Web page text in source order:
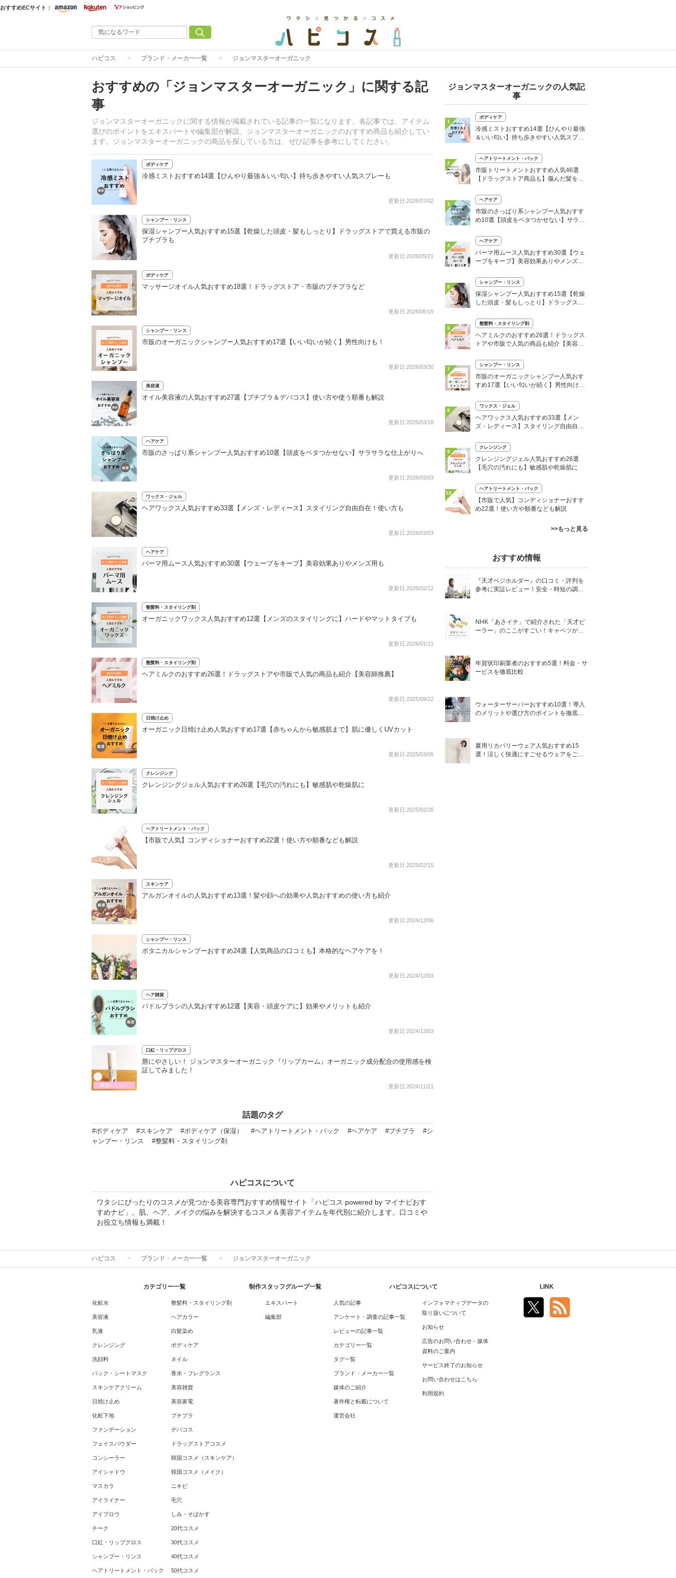
おすすめECサイト：
ハピコス ブランド・メーカー一覧 ジョンマスターオーガニック
おすすめの「ジョンマスターオーガニック」に関する記
事
ジョンマスターオーガニックに関する情報が掲載されている記事の一覧になります。各記事では、アイテム
選びのポイントをエキスパートや編集部が解説、ジョンマスターオーガニックのおすすめ商品も紹介してい
ます。ジョンマスターオーガニックの商品を探している方は、ぜひ記事を参考にしてください。
ボディケア
冷感ミストおすすめ14選【ひんやり最強＆いい匂い】持ち歩きやすい人気スプレーも
更新日:2026/07/02
シャンプー・リンス
保湿シャンプー人気おすすめ15選【乾燥した頭皮・髪もしっとり】ドラッグストアで買える市販の
プチプラも
更新日:2026/05/21
ボディケア
マッサージオイル人気おすすめ18選！ドラッグストア・市販のプチプラなど
更新日:2026/05/15
シャンプー・リンス
市販のオーガニックシャンプー人気おすすめ17選【いい匂いが続く】男性向けも！
更新日:2026/03/30
美容液
オイル美容液の人気おすすめ27選【プチプラ＆デパコス】使い方や使う順番も解説
更新日:2026/03/18
ヘアケア
市販のさっぱり系シャンプー人気おすすめ10選【頭皮をベタつかせない】サラサラな仕上がりへ
更新日:2026/03/03
ワックス・ジェル
ヘアワックス人気おすすめ33選【メンズ・レディース】スタイリング自由自在！使い方も
更新日:2026/03/03
ヘアケア
パーマ用ムース人気おすすめ30選【ウェーブをキープ】美容効果ありやメンズ用も
更新日:2026/02/12
整髪料・スタイリング剤
オーガニックワックス人気おすすめ12選【メンズのスタイリングに】ハードやマットタイプも
更新日:2026/01/21
整髪料・スタイリング剤
ヘアミルクのおすすめ26選！ドラッグストアや市販で人気の商品も紹介【美容師推薦】
更新日:2025/09/22
日焼け止め
オーガニック日焼け止め人気おすすめ17選【赤ちゃんから敏感肌まで】肌に優しくUVカット
更新日:2025/03/05
クレンジング
クレンジングジェル人気おすすめ26選【毛穴の汚れにも】敏感肌や乾燥肌に
更新日:2025/02/26
ヘアトリートメント・パック
【市販で人気】コンディショナーおすすめ22選！使い方や順番なども解説
更新日:2025/02/15
スキンケア
アルガンオイルの人気おすすめ13選！髪や顔への効果や人気おすすめの使い方も紹介
更新日:2024/12/06
シャンプー・リンス
ボタニカルシャンプーおすすめ24選【人気商品の口コミも】本格的なヘアケアを！
更新日:2024/12/03
ヘア雑貨
パドルブラシの人気おすすめ12選【美容・頭皮ケアに】効果やメリットも紹介
更新日:2024/12/03
口紅・リップグロス
唇にやさしい！ ジョンマスターオーガニック『リップカーム』オーガニック成分配合の使用感を検
証してみました！
更新日:2024/11/21
話題のタグ
#ボディケア #スキンケア #ボディケア（保湿） #ヘアトリートメント・パック #ヘアケア #プチプラ
#シ
ャンプー・リンス
#整髪料・スタイリング剤
ハピコスについて
ワタシにぴったりのコスメが見つかる美容専門おすすめ情報サイト「ハピコス powered by マイナビおす
すめナビ」。肌、ヘア、メイクの悩みを解決するコスメ＆美容アイテムを年代別に紹介します。口コミや
お役立ち情報も満載！
ジョンマスターオーガニックの人気記
事
1
ボディケア
冷感ミストおすすめ14選【ひんやり最強
＆いい匂い】持ち歩きやすい人気スプレ
2
ヘアトリートメント・パック
市販トリートメントおすすめ人気46選
【ドラッグストア商品も】傷んだ髪をサ
3
ヘアケア
市販のさっぱり系シャンプー人気おすす
め10選【頭皮をベタつかせない】サラサ
4
ヘアケア
パーマ用ムース人気おすすめ30選【ウェ
ーブをキープ】美容効果ありやメンズ用
5
シャンプー・リンス
保湿シャンプー人気おすすめ15選【乾燥
した頭皮・髪もしっとり】ドラッグスト
6
整髪料・スタイリング剤
ヘアミルクのおすすめ26選！ドラッグス
トアや市販で人気の商品も紹介【美容師
7
シャンプー・リンス
市販のオーガニックシャンプー人気おす
すめ17選【いい匂いが続く】男性向け
8
ワックス・ジェル
ヘアワックス人気おすすめ33選【メン
ズ・レディース】スタイリング自由自
9
クレンジング
クレンジングジェル人気おすすめ26選
【毛穴の汚れにも】敏感肌や乾燥肌に
10
ヘアトリートメント・パック
【市販で人気】コンディショナーおすす
め22選！使い方や順番なども解説
>>もっと見る
おすすめ情報
『天才ベジホルダー』の口コミ・評判を
参考に実証レビュー！安全・時短の調理
NHK「あさイチ」で紹介された「天才ピ
ーラー」のここがすごい！キャベツがほ
年賀状印刷業者のおすすめ5選！料金・サ
ービスを徹底比較
ウォーターサーバーおすすめ10選！導入
のメリットや選び方のポイントを徹底解
夏用リカバリーウェア人気おすすめ15
選！涼しく快適にすごせるウェアをご紹
ハピコス ブランド・メーカー一覧 ジョンマスターオーガニック
カテゴリー一覧
化粧水
美容液
乳液
クレンジング
洗顔料
パック・シートマスク
スキンケアクリーム
日焼け止め
化粧下地
ファンデーション
フェイスパウダー
コンシーラー
アイシャドウ
マスカラ
アイライナー
アイブロウ
チーク
口紅・リップグロス
シャンプー・リンス
ヘアトリートメント・パック
整髪料・スタイリング剤
ヘアカラー
白髪染め
ボディケア
ネイル
香水・フレグランス
美容雑貨
美容家電
プチプラ
デパコス
ドラッグストアコスメ
韓国コスメ（スキンケア）
韓国コスメ（メイク）
ニキビ
毛穴
しみ・そばかす
20代コスメ
30代コスメ
40代コスメ
50代コスメ
制作スタッフグループ一覧
エキスパート
編集部
ハピコスについて
人気の記事
アンケート・調査の記事一覧
レビューの記事一覧
カテゴリー一覧
タグ一覧
ブランド・メーカー一覧
媒体のご紹介
著作権と転載について
運営会社
インフォマティブデータの
取り扱いについて
お知らせ
広告のお問い合わせ・媒体
資料のご案内
サービス終了のお知らせ
お問い合わせはこちら
利用規約
LINK